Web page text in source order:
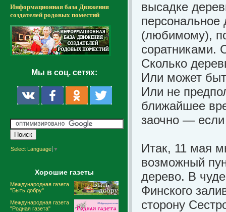
Информационная база Движения
создателей родовых поместий
Мы в соц. сетях:
Select Language ▼
Хорошие газеты
Международная газета
"Быть добру"
Международная газета
"Родная газета"
высадке
(любимому),
соратниками.
Сколько
Или может
Или не
ближайшее
заочно — если
Итак, 11 мая
возможный
дерево. В
Финского
сторону